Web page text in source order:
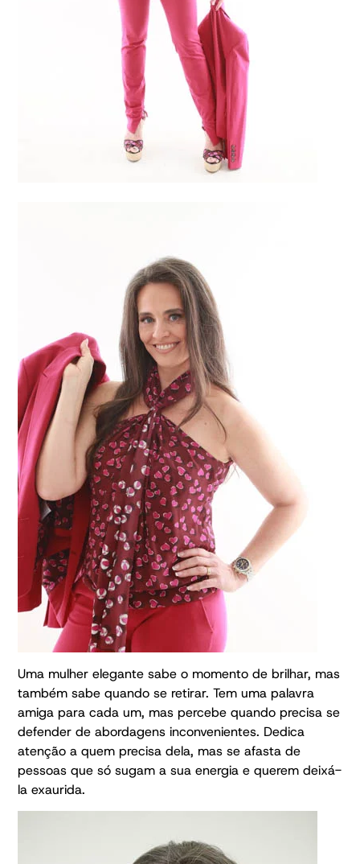
Uma mulher elegante sabe o momento de brilhar, mas
também sabe quando se retirar. Tem uma palavra
amiga para cada um, mas percebe quando precisa se
defender de abordagens inconvenientes. Dedica
atenção a quem precisa dela, mas se afasta de
pessoas que só sugam a sua energia e querem deixá-
la exaurida.